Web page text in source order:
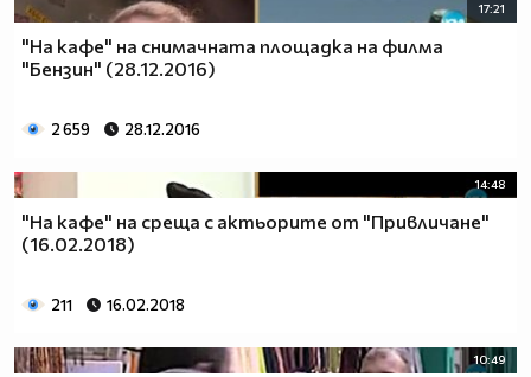
17:21
"На кафе" на снимачната площадка на филма
"Бензин" (28.12.2016)
2 659 28.12.2016
14:48
"На кафе" на среща с актьорите от "Привличане"
(16.02.2018)
211 16.02.2018
10:49